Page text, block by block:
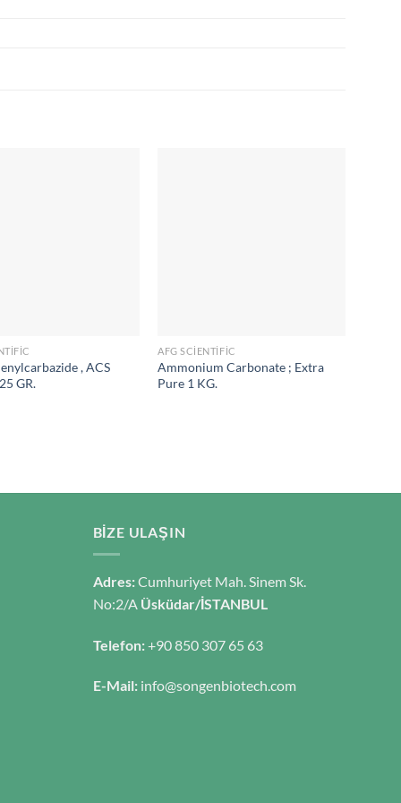
, ACS
GR.
AFG SCIENTIFIC
Ammonium Carbonate ; Extra
Pure 1 KG.
BIZE ULAŞIN
Adres:Cumhuriyet Mah. Sinem Sk.
No:2/A Üsküdar/İSTANBUL
Telefon:+90 850 307 65 63
E-Mail:info@songenbiotech.com